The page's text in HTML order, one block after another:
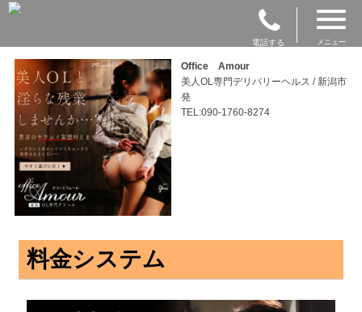
電話する メニュー
Office Amour
美人OL専門デリバリーヘルス / 新潟市
発
TEL:090-1760-8274
料金システム